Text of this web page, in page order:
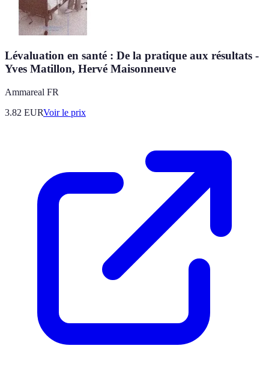
Lévaluation en santé : De la pratique aux résultats -
Yves Matillon, Hervé Maisonneuve
Ammareal FR
3.82 EURVoir le prix